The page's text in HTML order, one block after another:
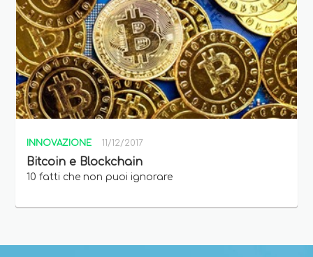
INNOVAZIONE 11/12/2017
Bitcoin e Blockchain
10 fatti che non puoi ignorare